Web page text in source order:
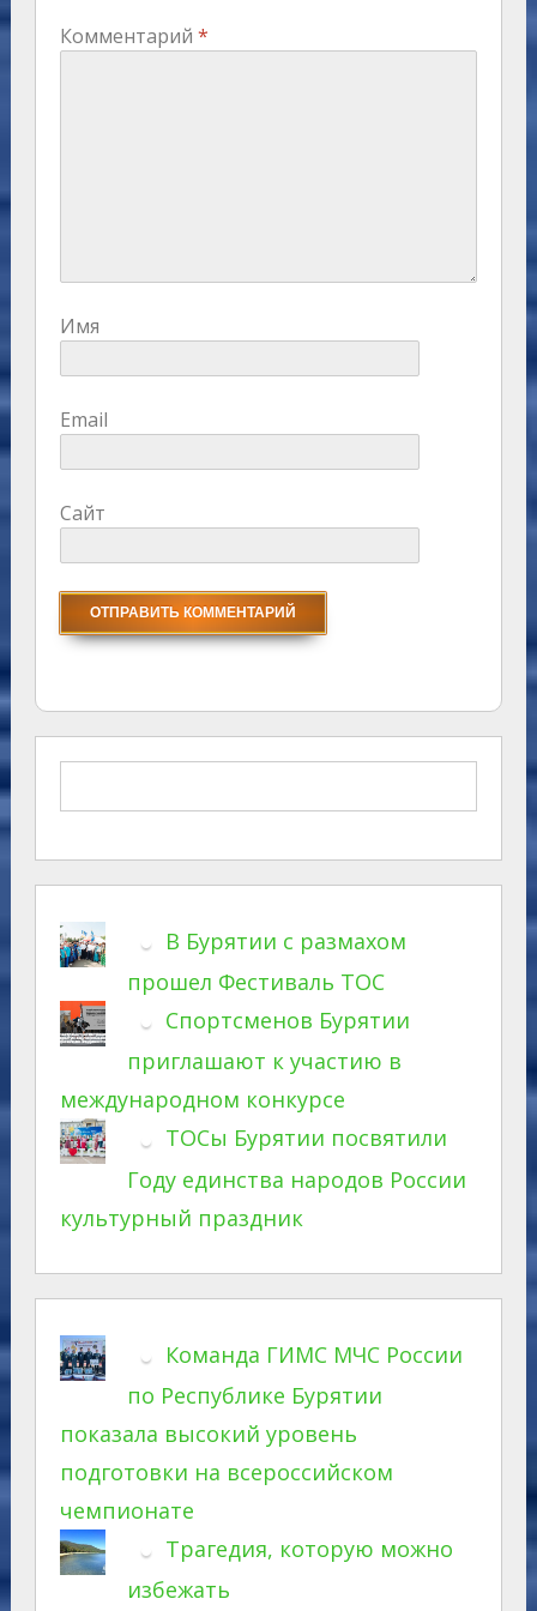
Комментарий *
Имя
Email
Сайт
В Бурятии с размахом
прошел Фестиваль ТОС
Спортсменов Бурятии
приглашают к участию в
международном конкурсе
ТОСы Бурятии посвятили
Году единства народов России
культурный праздник
Команда ГИМС МЧС России
по Республике Бурятии
показала высокий уровень
подготовки на всероссийском
чемпионате
Трагедия, которую можно
избежать